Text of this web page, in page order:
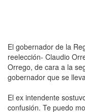
El gobernador de la
reelección- Claudio
Orrego, de cara a la
gobernador que se
El ex intendente
confusión. Te puedo